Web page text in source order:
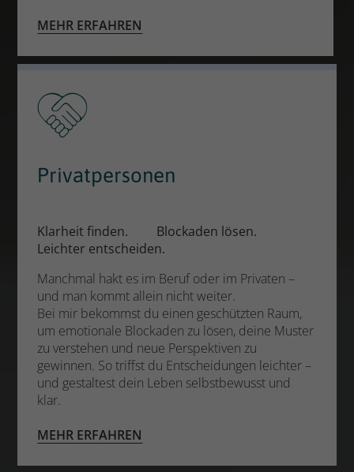
MEHR ERFAHREN
Privatpersonen
Klarheit finden. Blockaden lösen.
Leichter entscheiden.
Manchmal hakt es im Beruf oder im Privaten –
und man kommt allein nicht weiter.
Bei mir bekommst du einen geschützten Raum,
um emotionale Blockaden zu lösen, deine Muster
zu verstehen und neue Perspektiven zu
gewinnen. So triffst du Entscheidungen leichter –
und gestaltest dein Leben selbstbewusst und
klar.
MEHR ERFAHREN